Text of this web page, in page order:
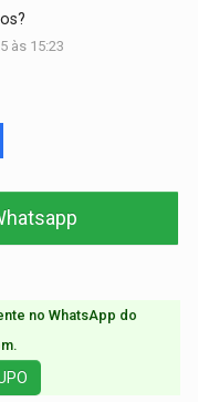
às 15:23
no WhatsApp do